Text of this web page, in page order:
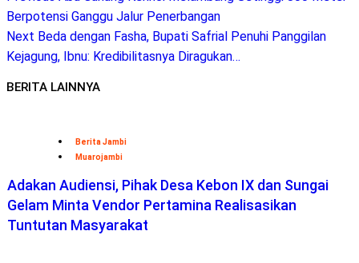
Berpotensi Ganggu Jalur Penerbangan
Next Beda dengan Fasha, Bupati Safrial Penuhi Panggilan
Kejagung, Ibnu: Kredibilitasnya Diragukan…
BERITA LAINNYA
Berita Jambi
Muarojambi
Adakan Audiensi, Pihak Desa Kebon IX dan Sungai
Gelam Minta Vendor Pertamina Realisasikan
Tuntutan Masyarakat